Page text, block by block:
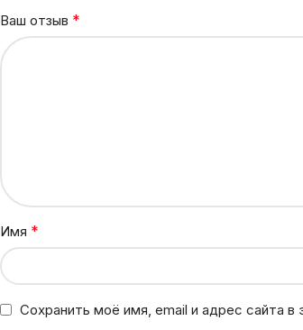
Ваш отзыв *
Имя *
Сохранить моё имя, email и адрес сайта